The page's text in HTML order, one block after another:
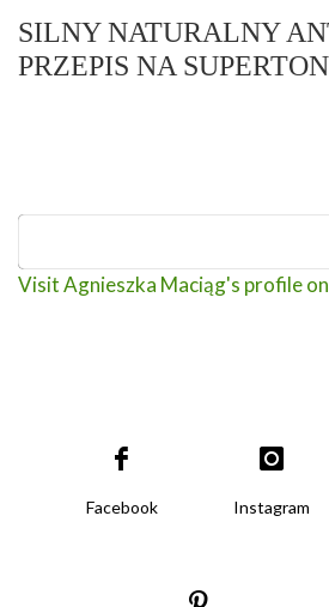
SILNY NATURALNY
PRZEPIS NA
Visit Agnieszka Maciąg's profile
Facebook Instagram